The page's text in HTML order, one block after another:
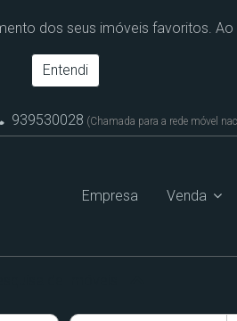
dos seus imóveis favoritos.
Entendi
939530028 (Chamada para a rede móvel
Empresa Venda